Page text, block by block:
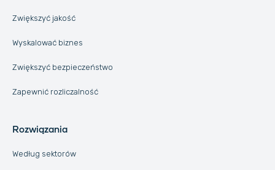
Zwiększyć jakość
Wyskalować biznes
Zwiększyć bezpieczeństwo
Zapewnić rozliczalność
Rozwiązania
Według sektorów